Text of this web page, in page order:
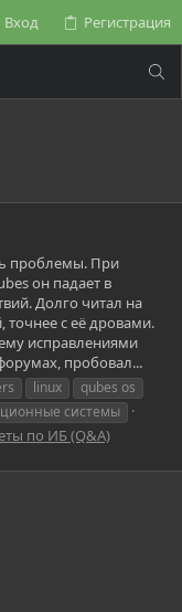
Вход Регистрация
проблемы. При
он падает в
Долго читал на
точнее с её дровами.
исправлениями
пробовал...
linux
qubes os
системы
по ИБ (Q&A)